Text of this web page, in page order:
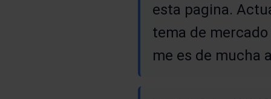
esta pagina.
tema de
me es de mucha